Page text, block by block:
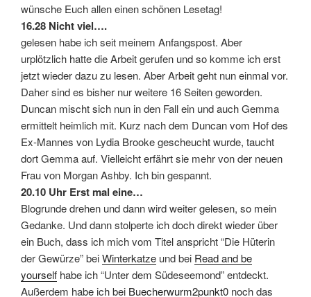
wünsche Euch allen einen schönen Lesetag!
16.28 Nicht viel….
gelesen habe ich seit meinem Anfangspost. Aber
urplötzlich hatte die Arbeit gerufen und so komme ich erst
jetzt wieder dazu zu lesen. Aber Arbeit geht nun einmal vor.
Daher sind es bisher nur weitere 16 Seiten geworden.
Duncan mischt sich nun in den Fall ein und auch Gemma
ermittelt heimlich mit. Kurz nach dem Duncan vom Hof des
Ex-Mannes von Lydia Brooke gescheucht wurde, taucht
dort Gemma auf. Vielleicht erfährt sie mehr von der neuen
Frau von Morgan Ashby. Ich bin gespannt.
20.10 Uhr Erst mal eine…
Blogrunde drehen und dann wird weiter gelesen, so mein
Gedanke. Und dann stolperte ich doch direkt wieder über
ein Buch, dass ich mich vom Titel anspricht “Die Hüterin
der Gewürze” beiWinterkatze und bei Read and be
yourself habe ich “Unter dem Südeseemond” entdeckt.
Außerdem habe ich bei Buecherwurm2punkt0 noch das